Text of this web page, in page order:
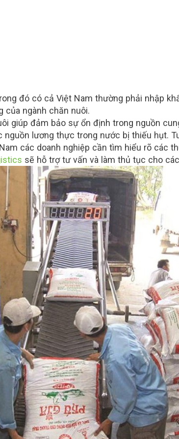
đó có cả Việt Nam thường phải nhập
của ngành chăn nuôi.
giúp đảm bảo sự ổn định trong nguồn
nguồn lương thực trong nước bị thiếu hụt.
các doanh nghiệp cần tìm hiểu rõ các
sẽ hỗ trợ tư vấn và làm thủ tục cho